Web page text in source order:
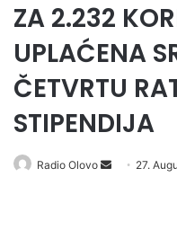
ZA 2.232
UPLAĆENA
ČETVRTU
STIPENDIJA
Radio Olovo
Send 27.